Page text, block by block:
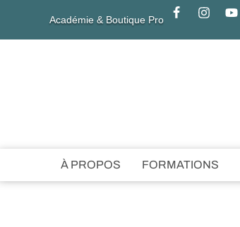
Académie & Boutique Pro
À PROPOS FORMATIONS